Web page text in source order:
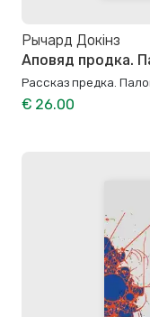
Рычард Докінз
Аповяд продка.
Рассказ предка.
€ 26.00